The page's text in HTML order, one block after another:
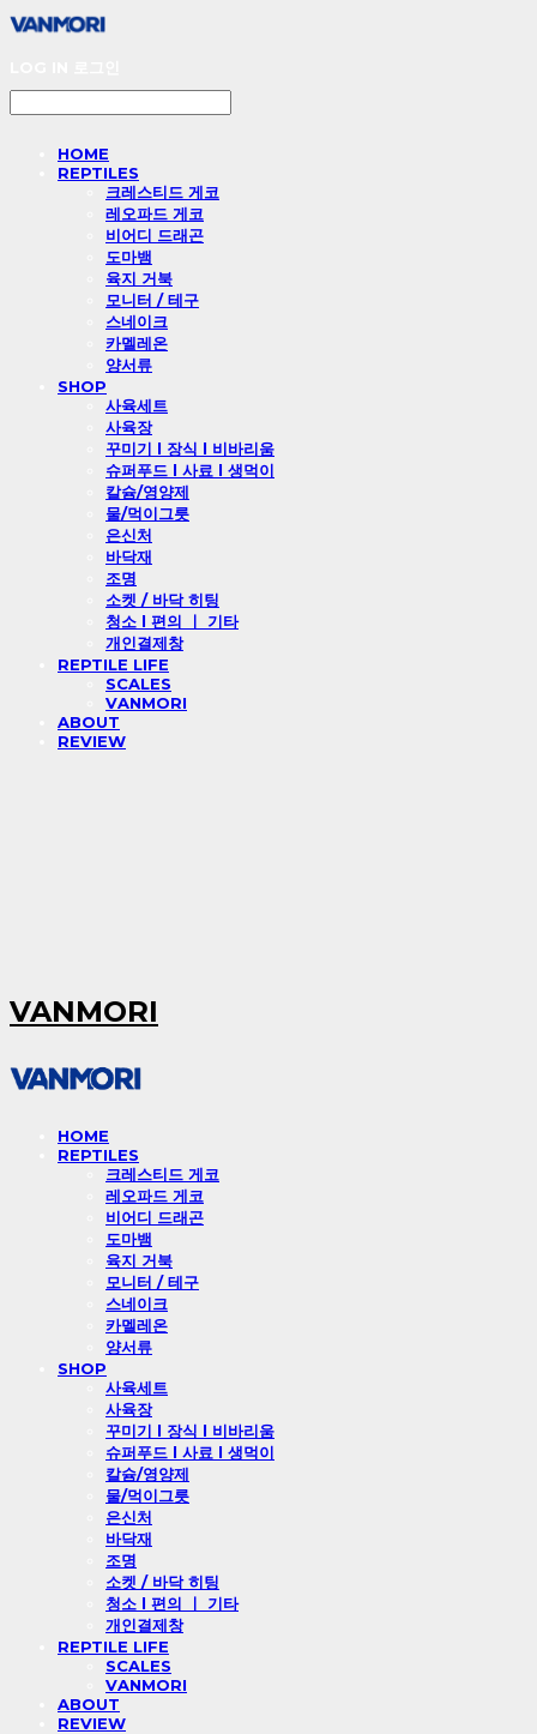
HOME
REPTILES
크레스티드 게코
레오파드 게코
비어디 드래곤
도마뱀
육지 거북
모니터 / 테구
스네이크
카멜레온
양서류
SHOP
사육세트
사육장
꾸미기 l 장식 l 비바리움
슈퍼푸드 l 사료 l 생먹이
칼슘/영양제
물/먹이그릇
은신처
바닥재
조명
소켓 / 바닥 히팅
청소 l 편의 ㅣ 기타
개인결제창
REPTILE LIFE
SCALES
VANMORI
ABOUT
REVIEW
VANMORI
HOME
REPTILES
크레스티드 게코
레오파드 게코
비어디 드래곤
도마뱀
육지 거북
모니터 / 테구
스네이크
카멜레온
양서류
SHOP
사육세트
사육장
꾸미기 l 장식 l 비바리움
슈퍼푸드 l 사료 l 생먹이
칼슘/영양제
물/먹이그릇
은신처
바닥재
조명
소켓 / 바닥 히팅
청소 l 편의 ㅣ 기타
개인결제창
REPTILE LIFE
SCALES
VANMORI
ABOUT
REVIEW